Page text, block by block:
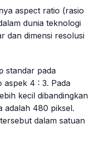
aspect ratio (rasio
dunia teknologi
dan dimensi resolusi
standar pada
aspek 4 : 3. Pada
kecil dibandingkan
adalah 480 piksel.
dalam satuan